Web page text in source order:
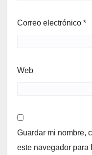
Correo electrónico *
Web
Guardar mi nombre,
este navegador para